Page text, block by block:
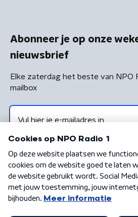
Abonneer je op onze
nieuwsbrief
Elke zaterdag het beste van NPO
mailbox
Algemene voorwaarden